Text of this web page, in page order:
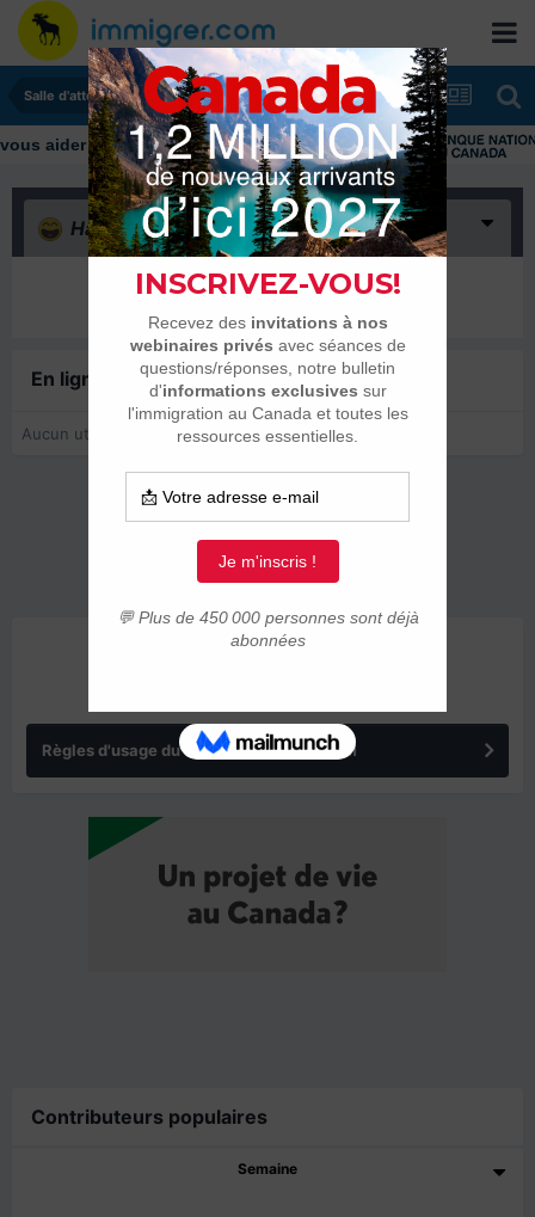
Salle d'attente - échanges de dates
Haha(0)
Il n’y a encore rien ici
En ligne récemment0 membre est en ligne
Aucun utilisateur enregistré regarde cette page.
Règles d'usage du forum IMMIGRER.COM
Contributeurs populaires
Semaine